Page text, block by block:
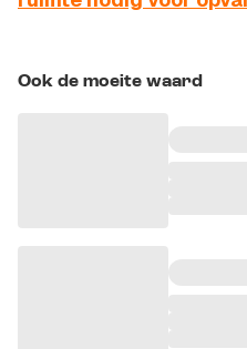
Ook de moeite waard